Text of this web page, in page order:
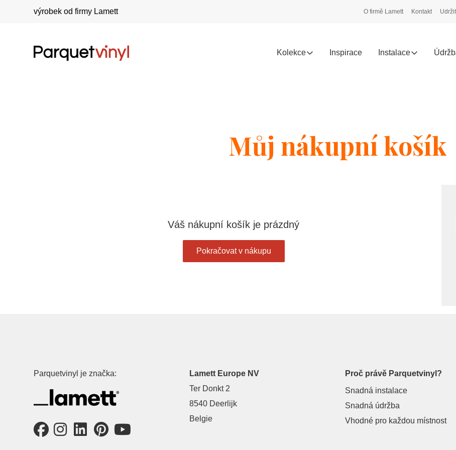
výrobek od firmy Lamett O firmě Lamett Kontakt
Kolekce Inspirace Instalace
Můj nákupní košík
Váš nákupní košík je prázdný
Pokračovat v nákupu
Parquetvinyl je značka:
Lamett Europe NV
Ter Donkt 2
8540 Deerlijk
Belgie
Proč právě Parquetvinyl?
Snadná instalace
Snadná údržba
Vhodné pro každou místnost